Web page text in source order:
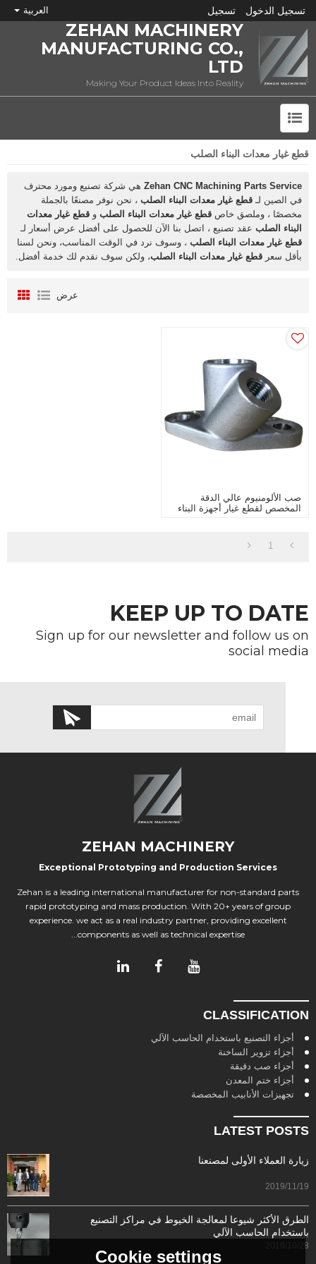
تسجيل الدخول تسجيل العربية
ZEHAN MACHINERY
MANUFACTURING CO.,
LTD
Making Your Product Ideas Into Reality
قطع غيار معدات البناء الصلب
Zehan CNC Machining Parts Service هي شركة تصنيع ومورد محترف
في الصين لـ قطع غيار معدات البناء الصلب ، نحن نوفر مصنعًا بالجملة
مخصصًا ، وملصق خاص قطع غيار معدات البناء الصلب و قطع غيار معدات
البناء الصلب عقد تصنيع ، اتصل بنا الآن للحصول على أفضل عرض أسعار لـ
قطع غيار معدات البناء الصلب ، وسوف نرد في الوقت المناسب، ونحن لسنا
بأقل سعر قطع غيار معدات البناء الصلب، ولكن سوف نقدم لك خدمة أفضل.
عرض
صب الألومنيوم عالي الدقة
المخصص لقطع غيار أجهزة البناء
1
KEEP UP TO DATE
Sign up for our newsletter and follow us on
social media
ZEHAN MACHINERY
Exceptional Prototyping and Production Services
Zehan is a leading international manufacturer for non-standard parts
rapid prototyping and mass production. With 20+ years of group
experience. we act as a real industry partner, providing excellent
components as well as technical expertise...
CLASSIFICATION
أجزاء التصنيع باستخدام الحاسب الآلي
أجزاء تزوير الساخنة
أجزاء صب دقيقة
أجزاء ختم المعدن
تجهيزات الأنابيب المخصصة
LATEST POSTS
زيارة العملاء الأولى لمصنعنا
2019/11/19
الطرق الأكثر شيوعا لمعالجة الخيوط في مراكز التصنيع
باستخدام الحاسب الآلي
2019/10/28
Cookie settings